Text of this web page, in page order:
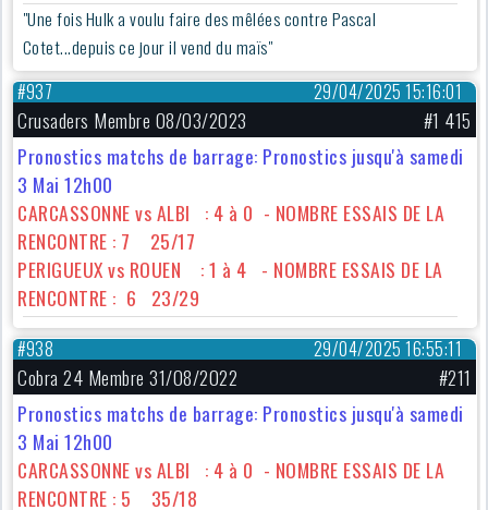
"Une fois Hulk a voulu faire des mêlées contre Pascal
Cotet...depuis ce jour il vend du maïs"
29/04/2025 15:16:01
#937
Crusaders Membre 08/03/2023
#1 415
Pronostics matchs de barrage: Pronostics jusqu'à samedi
3 Mai 12h00
CARCASSONNE vs ALBI : 4 à 0 - NOMBRE ESSAIS DE LA
RENCONTRE : 7 25/17
PERIGUEUX vs ROUEN : 1 à 4 - NOMBRE ESSAIS DE LA
RENCONTRE : 6 23/29
29/04/2025 16:55:11
#938
Cobra 24 Membre 31/08/2022
#211
Pronostics matchs de barrage: Pronostics jusqu'à samedi
3 Mai 12h00
CARCASSONNE vs ALBI : 4 à 0 - NOMBRE ESSAIS DE LA
RENCONTRE : 5 35/18